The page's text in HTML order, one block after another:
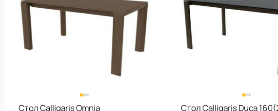
Стол Calligaris Omnia
Стол Calligaris Duca